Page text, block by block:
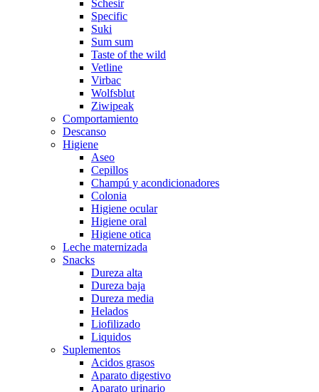
Schesir
Specific
Suki
Sum sum
Taste of the wild
Vetline
Virbac
Wolfsblut
Ziwipeak
Comportamiento
Descanso
Higiene
Aseo
Cepillos
Champú y acondicionadores
Colonia
Higiene ocular
Higiene oral
Higiene otica
Leche maternizada
Snacks
Dureza alta
Dureza baja
Dureza media
Helados
Liofilizado
Liquidos
Suplementos
Acidos grasos
Aparato digestivo
Aparato urinario